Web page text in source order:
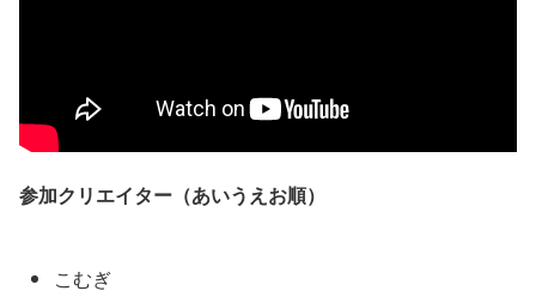
参加クリエイター（あいうえお順）
こむぎ